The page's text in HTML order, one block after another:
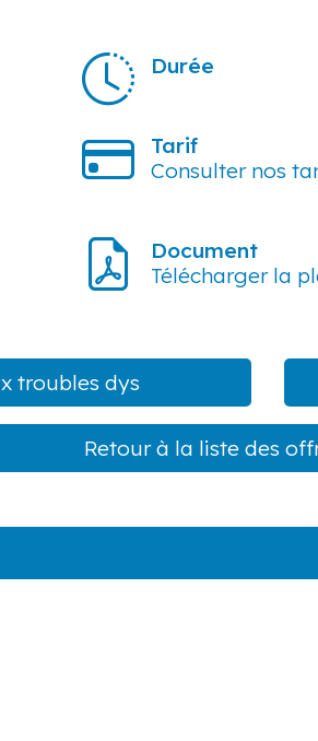
Durée
Tarif
Consulter nos
Document
Télécharger la
troubles dys
Retour à la liste des